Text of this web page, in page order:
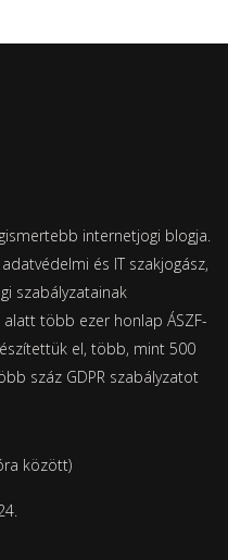
internetjogi blogja.
és IT szakjogász,
szabályzatainak
alatt több ezer honlap ÁSZF-
el, több, mint 500
száz GDPR szabályzatot
között)